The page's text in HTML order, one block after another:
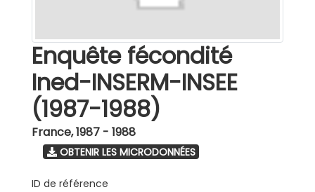
Enquête fécondité
Ined-INSERM-INSEE
(1987-1988)
France,1987 - 1988
OBTENIR LES MICRODONNÉES
ID de référence